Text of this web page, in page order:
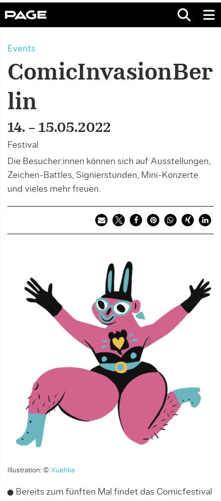
Events
ComicInvasionBer
lin
14. – 15.05.2022
Festival
Die Besucher:innen können sich auf Ausstellungen,
Zeichen-Battles, Signierstunden, Mini-Konzerte
und vieles mehr freuen.
Illustration: © Xuehka
Bereits zum fünften Mal findet das Comicfestival